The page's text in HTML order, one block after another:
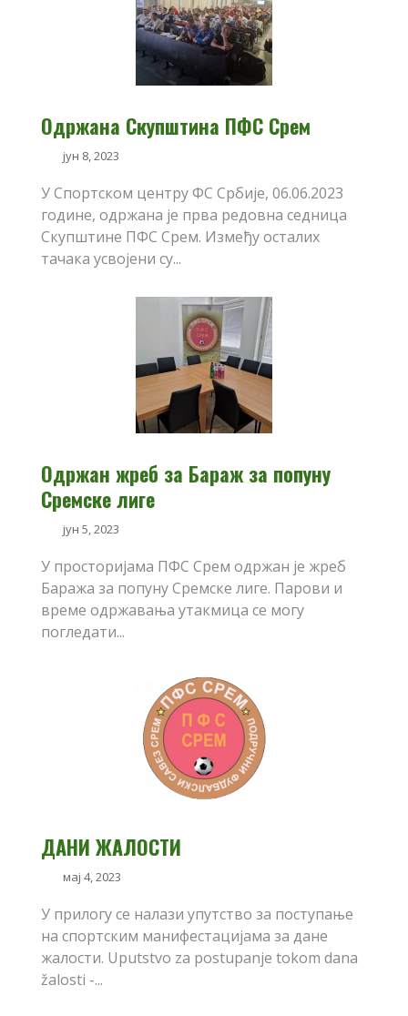
Одржана Скупштина ПФС Срем
јун 8, 2023
У Спортском центру ФС Србије, 06.06.2023
године, одржана је прва редовна седница
Скупштине ПФС Срем. Између осталих
тачака усвојени су...
Одржан жреб за Бараж за попуну
Сремске лиге
јун 5, 2023
У просторијама ПФС Срем одржан је жреб
Баража за попуну Сремске лиге. Парови и
време одржавања утакмица се могу
погледати...
ДАНИ ЖАЛОСТИ
мај 4, 2023
У прилогу се налази упутство за поступање
на спортским манифестацијама за дане
жалости. Uputstvo za postupanje tokom dana
žalosti -...